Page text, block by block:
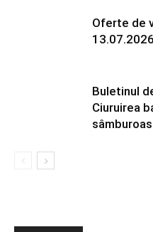
Oferte de
13.07.2026
Buletinul
Ciuruirea